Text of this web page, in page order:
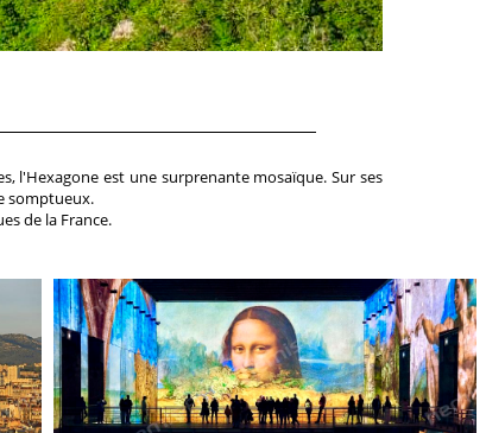
l'Hexagone est une surprenante mosaïque. Sur ses
somptueux.
de la France.